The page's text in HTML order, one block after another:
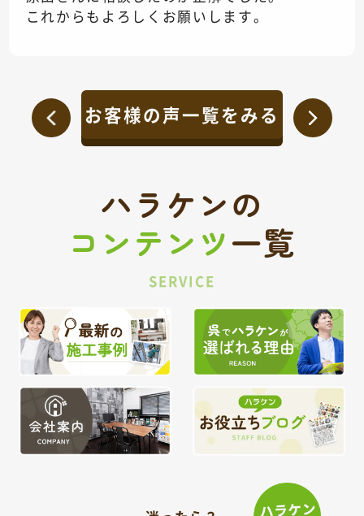
これからもよろしくお願いします。
お客様の声一覧をみる
ハラケンの
コンテンツ一覧
SERVICE